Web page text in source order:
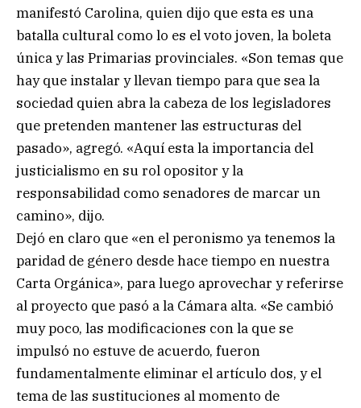
manifestó Carolina, quien dijo que esta es una
batalla cultural como lo es el voto joven, la boleta
única y las Primarias provinciales. «Son temas que
hay que instalar y llevan tiempo para que sea la
sociedad quien abra la cabeza de los legisladores
que pretenden mantener las estructuras del
pasado», agregó. «Aquí esta la importancia del
justicialismo en su rol opositor y la
responsabilidad como senadores de marcar un
camino», dijo.
Dejó en claro que «en el peronismo ya tenemos la
paridad de género desde hace tiempo en nuestra
Carta Orgánica», para luego aprovechar y referirse
al proyecto que pasó a la Cámara alta. «Se cambió
muy poco, las modificaciones con la que se
impulsó no estuve de acuerdo, fueron
fundamentalmente eliminar el artículo dos, y el
tema de las sustituciones al momento de